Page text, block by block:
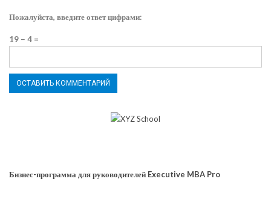
Пожалуйста, введите ответ цифрами:
19 − 4 =
Бизнес-программа для руководителей Executive MBA Pro